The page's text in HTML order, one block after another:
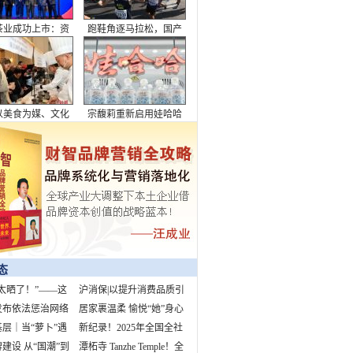
户外帝国”守卫战
郭焱直播间深度解析，
陈幸同韩莹赛中突发状
况触发12板打法
历史地位越来越
，美国媒体固
11名，球员们却
在前3名内，舆
引发激烈争议
梁王炸了！一年憋屈终
问你燃不燃？
晒了！”——这
的孩子都听过
沪消保|以提升消费品质引
领美好生活
布依法惩治网络
例 “柴怼怼”
居家裹温柔 愉悦“她”身心
｜当“萝卜”遇
高峰
新纪录！2025年全国全社
会用电量预计首超10万亿
设 从“国潮”到 潭柘寺 Tanzhe Temple！全